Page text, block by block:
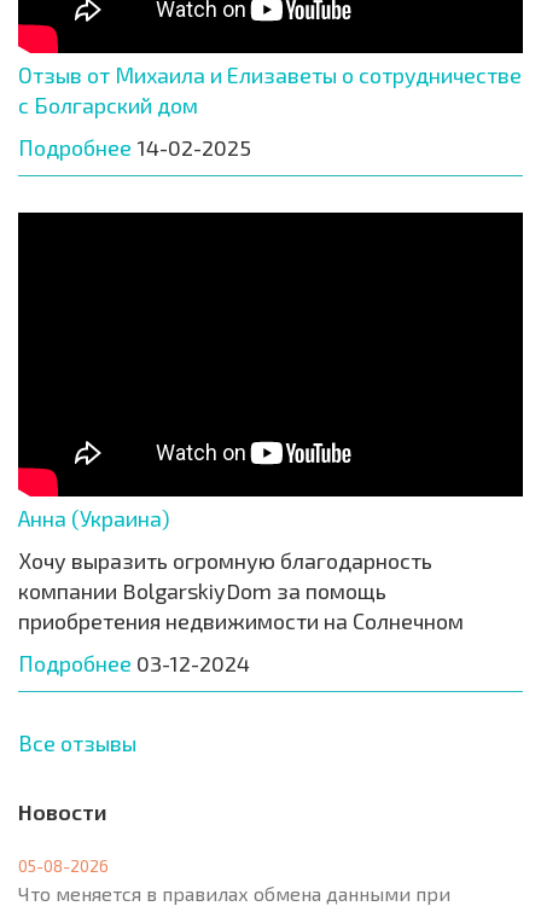
Отзыв от Михаила и Елизаветы о сотрудничестве
с Болгарский дом
Подробнее 14-02-2025
Анна (Украина)
Хочу выразить огромную благодарность
компании BolgarskiyDom за помощь
приобретения недвижимости на Солнечном
Подробнее 03-12-2024
Все отзывы
Новости
05-08-2026
Что меняется в правилах обмена данными при